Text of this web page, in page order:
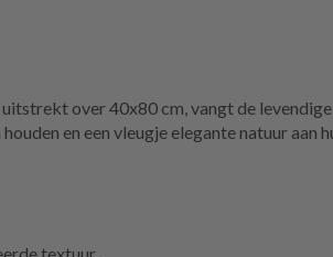
over 40x80 cm, vangt de levendige
en een vleugje elegante natuur aan